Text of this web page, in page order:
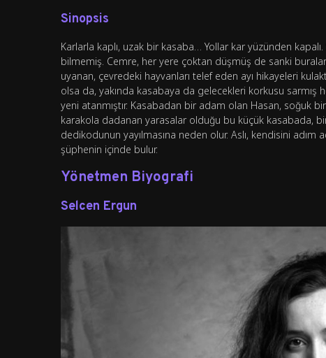
Sinopsis
Karlarla kaplı, uzak bir kasaba… Yollar kar yüzünden
bilmemiş. Cemre, her yere çoktan düşmüş de sanki
uyanan, çevredeki hayvanları telef eden ayı hikayeleri
olsa da, yakında kasabaya da gelecekleri korkusu
yeni atanmıştır. Kasabadan bir adam olan Hasan, soğuk
karakola dadanan yarasalar olduğu bu küçük kasabada,
dedikodunun yayılmasına neden olur. Aslı, kendisini adım
şüphenin içinde bulur.
Yönetmen Biyografi
Selcen Ergun